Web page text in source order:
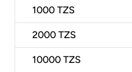
1000 TZS
2000 TZS
10000 TZS